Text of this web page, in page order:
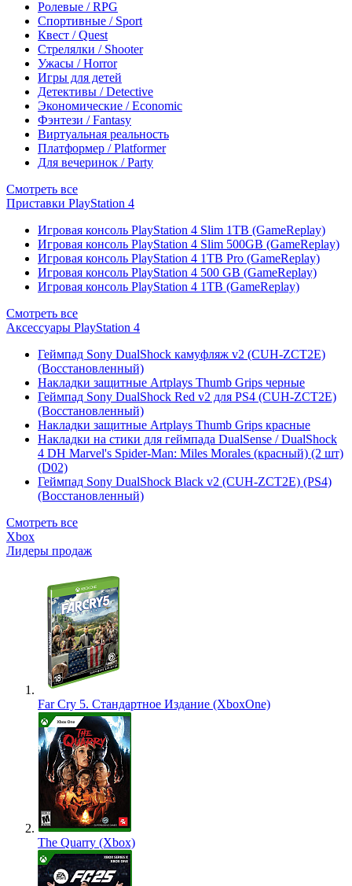
Ролевые / RPG
Спортивные / Sport
Квест / Quest
Стрелялки / Shooter
Ужасы / Horror
Игры для детей
Детективы / Detective
Экономические / Economic
Фэнтези / Fantasy
Виртуальная реальность
Платформер / Platformer
Для вечеринок / Party
Смотреть все
Приставки PlayStation 4
Игровая консоль PlayStation 4 Slim 1TB (GameReplay)
Игровая консоль PlayStation 4 Slim 500GB (GameReplay)
Игровая консоль PlayStation 4 1TB Pro (GameReplay)
Игровая консоль PlayStation 4 500 GB (GameReplay)
Игровая консоль PlayStation 4 1TB (GameReplay)
Смотреть все
Аксессуары PlayStation 4
Геймпад Sony DualShock камуфляж v2 (CUH-ZCT2E)
(Восстановленный)
Накладки защитные Artplays Thumb Grips черные
Геймпад Sony DualShock Red v2 для PS4 (CUH-ZCT2E)
(Восстановленный)
Накладки защитные Artplays Thumb Grips красные
Накладки на стики для геймпада DualSense / DualShock
4 DH Marvel's Spider-Man: Miles Morales (красный) (2 шт)
(D02)
Геймпад Sony DualShock Black v2 (CUH-ZCT2E) (PS4)
(Восстановленный)
Смотреть все
Xbox
Лидеры продаж
Far Cry 5. Стандартное Издание (XboxOne)
The Quarry (Xbox)